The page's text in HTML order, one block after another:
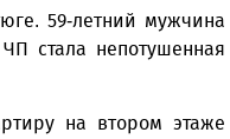
59-летний мужчина
стала непотушенная
на втором этаже